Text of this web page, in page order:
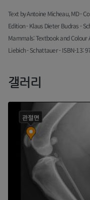
Text by Antoine Micheau, MD -
Edition - Klaus Dieter Budras -
Mammals: Textbook and Colour
Liebich - Schattauer - ISBN-13:
갤러리